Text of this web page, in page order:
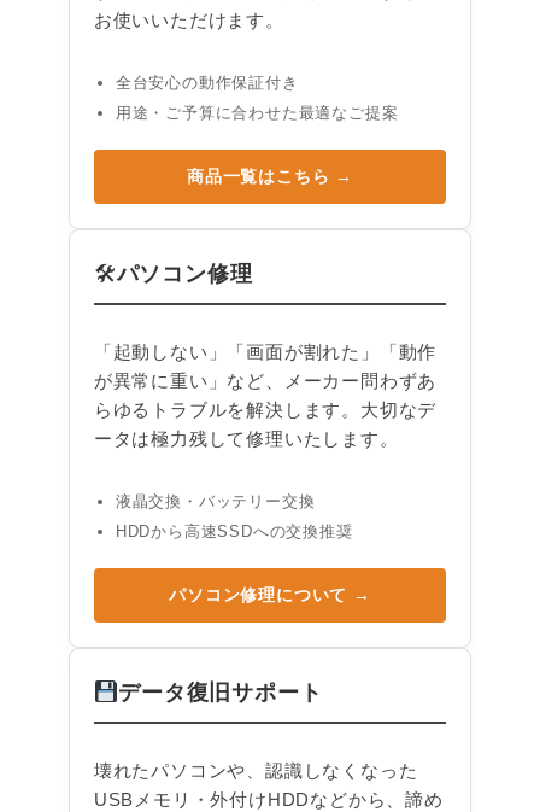
お使いいただけます。
全台安心の動作保証付き
用途・ご予算に合わせた最適なご提案
商品一覧はこちら →
🛠パソコン修理
「起動しない」「画面が割れた」「動作
が異常に重い」など、メーカー問わずあ
らゆるトラブルを解決します。大切なデ
ータは極力残して修理いたします。
液晶交換・バッテリー交換
HDDから高速SSDへの交換推奨
パソコン修理について →
データ復旧サポート
壊れたパソコンや、認識しなくなった
USBメモリ・外付けHDDなどから、諦め